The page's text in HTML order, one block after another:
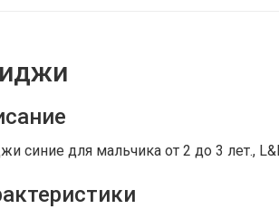
синие для мальчика от 2 до 3 лет.,